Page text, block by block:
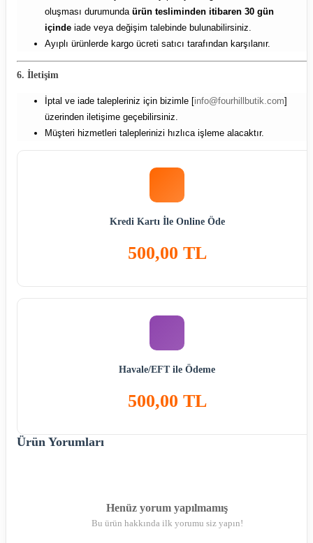
oluşması durumunda ürün tesliminden itibaren 30 gün
içinde iade veya değişim talebinde bulunabilirsiniz.
Ayıplı ürünlerde kargo ücreti satıcı tarafından karşılanır.
6. İletişim
İptal ve iade talepleriniz için bizimle [info@fourhillbutik.com]
üzerinden iletişime geçebilirsiniz.
Müşteri hizmetleri taleplerinizi hızlıca işleme alacaktır.
Kredi Kartı İle Online Öde
500,00 TL
Havale/EFT ile Ödeme
500,00 TL
Ürün Yorumları
Henüz yorum yapılmamış
Bu ürün hakkında ilk yorumu siz yapın!